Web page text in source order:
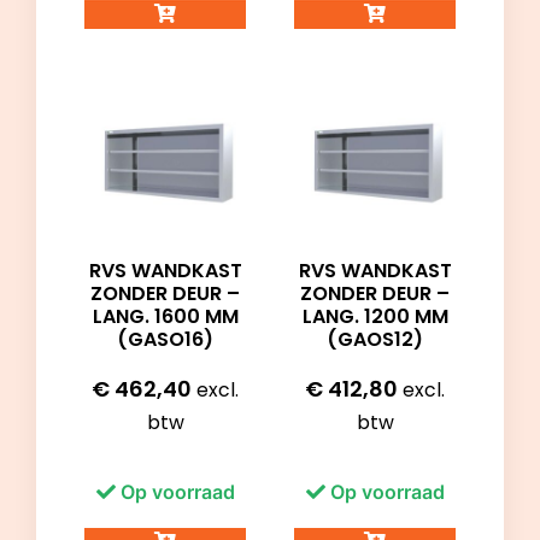
RVS WANDKAST
ZONDER DEUR –
LANG. 1600 MM
(GASO16)
€ 462,40 excl.
btw
Op voorraad
RVS WANDKAST
ZONDER DEUR –
LANG. 1200 MM
(GAOS12)
€ 412,80 excl.
btw
Op voorraad